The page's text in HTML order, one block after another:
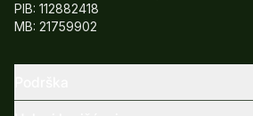
PIB: 112882418
MB: 21759902